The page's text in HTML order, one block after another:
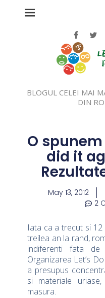
BLOGUL CELEI MAI
DIN
O spunem
did it
May 13, 2012
2
Iata ca a trecut si 12
treilea an la rand,
indiferenti fata
Organizarea Let’s
a presupus
si materiale
masura.